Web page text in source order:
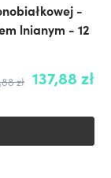
-
lnianym - 12
137,88 zł
zł